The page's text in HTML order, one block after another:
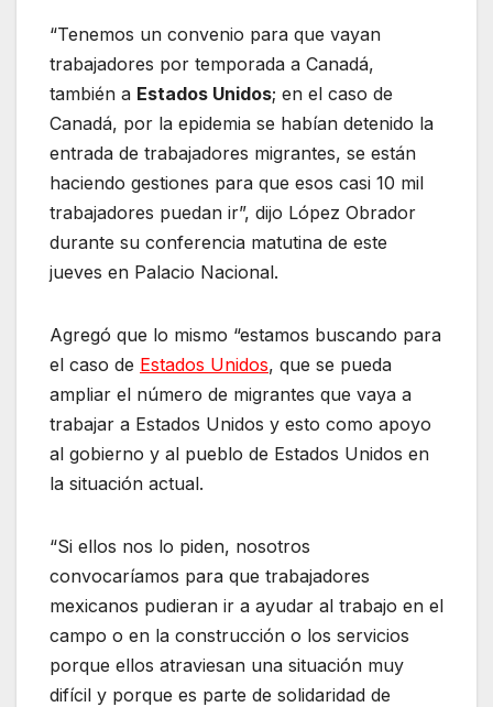
“Tenemos un convenio para que vayan
trabajadores por temporada a Canadá,
también a Estados Unidos; en el caso de
Canadá, por la epidemia se habían detenido la
entrada de trabajadores migrantes, se están
haciendo gestiones para que esos casi 10 mil
trabajadores puedan ir”, dijo López Obrador
durante su conferencia matutina de este
jueves en Palacio Nacional.
Agregó que lo mismo “estamos buscando para
el caso de Estados Unidos, que se pueda
ampliar el número de migrantes que vaya a
trabajar a Estados Unidos y esto como apoyo
al gobierno y al pueblo de Estados Unidos en
la situación actual.
“Si ellos nos lo piden, nosotros
convocaríamos para que trabajadores
mexicanos pudieran ir a ayudar al trabajo en el
campo o en la construcción o los servicios
porque ellos atraviesan una situación muy
difícil y porque es parte de solidaridad de